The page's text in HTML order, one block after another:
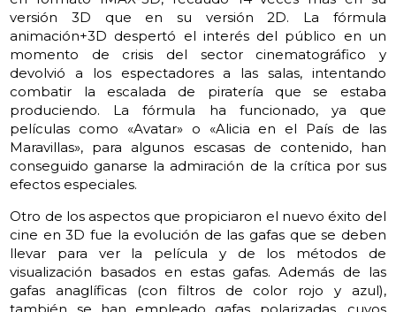
versión 3D que en su versión 2D. La fórmula
animación+3D despertó el interés del público en un
momento de crisis del sector cinematográfico y
devolvió a los espectadores a las salas, intentando
combatir la escalada de piratería que se estaba
produciendo. La fórmula ha funcionado, ya que
películas como «Avatar» o «Alicia en el País de las
Maravillas», para algunos escasas de contenido, han
conseguido ganarse la admiración de la crítica por sus
efectos especiales.
Otro de los aspectos que propiciaron el nuevo éxito del
cine en 3D fue la evolución de las gafas que se deben
llevar para ver la película y de los métodos de
visualización basados en estas gafas. Además de las
gafas anaglíficas (con filtros de color rojo y azul),
también se han empleado gafas polarizadas, cuyos